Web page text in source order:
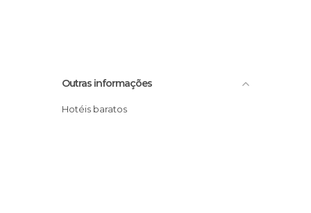
Outras informações
Hotéis baratos